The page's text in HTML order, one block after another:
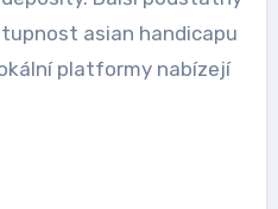
asian handicapu
platformy nabízejí